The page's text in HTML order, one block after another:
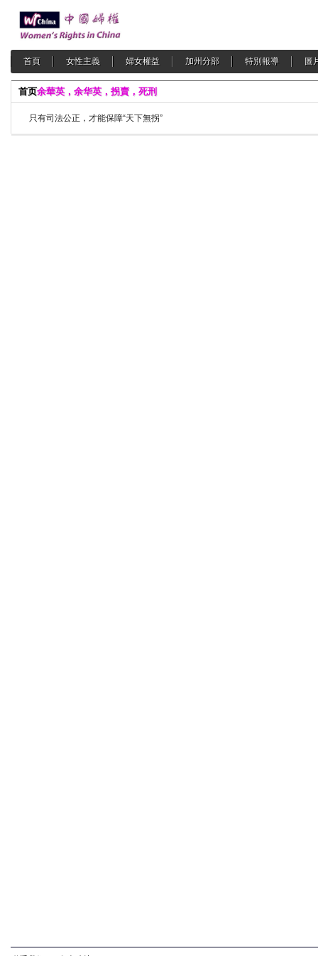
首頁 女性主義 婦女權益 加州分部 特別報導 圖
首页余華英，余华英，拐賣，死刑
只有司法公正，才能保障“天下無拐”